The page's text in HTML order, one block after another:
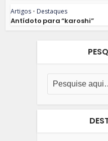
Artigos • Destaques
Antídoto para “karoshi”